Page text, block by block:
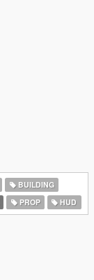
BUILDING
PROP HUD